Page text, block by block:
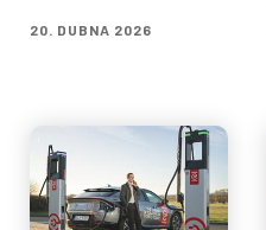
20. DUBNA 2026